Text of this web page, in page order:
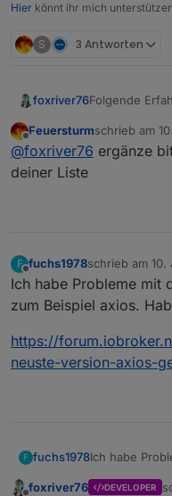
Hier könnt ihr mich
S 3 Antworten
foxriver76Folgende
Falls einer der
muss er
rest-api
simple-api
rflink
smartgarden
Rpi2noch
Epson-
fakeroku
Offline
Feuersturmschrieb am
zuletzt
@foxriver76 ergänze
deiner Liste
F
Offline
fuchs1978schrieb am 10.
zuletzt editiert
Ich habe Probleme mit
zum Beispiel axios.
https://
neuste-version-axios-
F fuchs1978Ich habe
beschrieben
https://
foxriver76 DEVELOPER